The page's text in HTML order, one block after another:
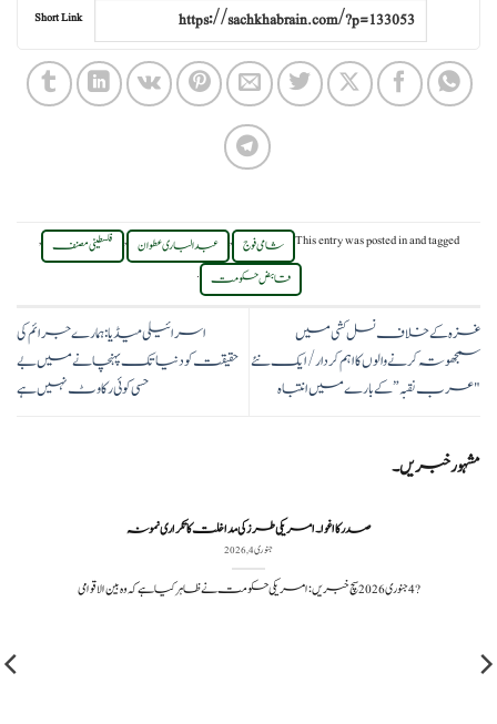
Short Link
This entry was posted inand tagged شامی فوج , عبدالباری عطوان , فلسطینی مصنف ,
قابض حکومت
.
غزہ کے خلاف نسل کشی میں
سمجھوتہ کرنے والوں کا اہم کردار / ایک نئے
"عرب نقبہ” کے بارے میں انتباہ
اسرائیلی میڈیا: ہمارے جرائم کی
حقیقت کو دنیا تک پہنچانے میں بے
حسی کوئی رکاوٹ نہیں ہے
مشہور خبریں۔
صدر کا اغوا۔ امریکی طرز کی مداخلت کا تکراری نمونہ
جنوری 4, 2026
?️ 4 جنوری 2026سچ خبریں: امریکی حکومت نے ظاہر کیا ہے کہ وہ بین الاقوامی